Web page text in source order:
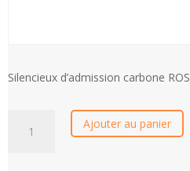
Silencieux d’admission carbone ROS
Ajouter au panier